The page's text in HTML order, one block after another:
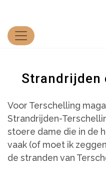
Strandrijden
Voor Terschelling
Strandrijden-
stoere dame die in de
vaak (of moet ik
de stranden van